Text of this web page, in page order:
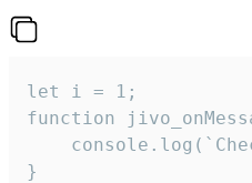
let i = 1;
function
}